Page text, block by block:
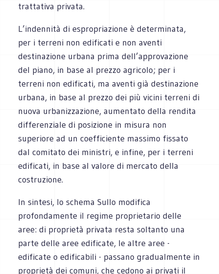
trattativa privata.
L’indennità di espropriazione è determinata,
per i terreni non edificati e non aventi
destinazione urbana prima dell’approvazione
del piano, in base al prezzo agricolo; per i
terreni non edificati, ma aventi già destinazione
urbana, in base al prezzo dei più vicini terreni di
nuova urbanizzazione, aumentato della rendita
differenziale di posizione in misura non
superiore ad un coefficiente massimo fissato
dal comitato dei ministri, e infine, per i terreni
edificati, in base al valore di mercato della
costruzione.
In sintesi, lo schema Sullo modifica
profondamente il regime proprietario delle
aree: di proprietà privata resta soltanto una
parte delle aree edificate, le altre aree -
edificate o edificabili - passano gradualmente in
proprietà dei comuni, che cedono ai privati il